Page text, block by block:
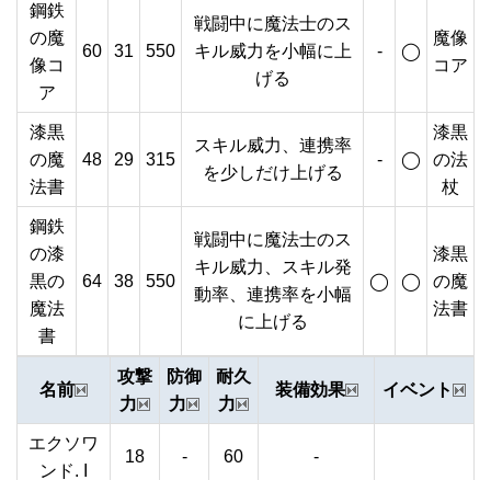
鋼鉄
の魔
像コ
ア
60 31 550
戦闘中に魔法士のス
キル威力を小幅に上
げる
- ◯
魔像
コア
漆黒
の魔
法書
48 29 315
スキル威力、連携率
を少しだけ上げる
- ◯
漆黒
の法
杖
鋼鉄
の漆
黒の
魔法
書
64 38 550
戦闘中に魔法士のス
キル威力、スキル発
動率、連携率を小幅
に上げる
◯ ◯
漆黒
の魔
法書
名前
攻撃
力
防御
力
耐久
力
装備効果 イベント
エクソワ
ンド. I
18 - 60 -